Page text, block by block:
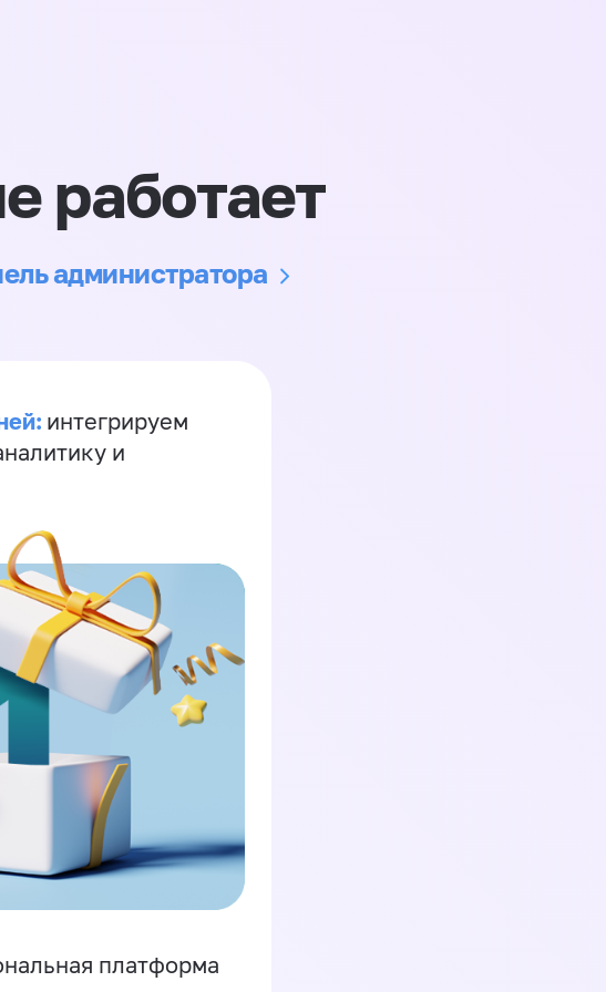
работает
администратора
интегрируем
и
платформа